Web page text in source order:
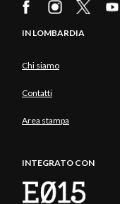
IN LOMBARDIA
Chi siamo
Contatti
Area stampa
INTEGRATO CON